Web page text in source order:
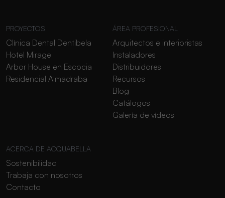
PROYECTOS
Clínica Dental Dentibela
Hotel Mirage
Arbor House en Escocia
Residencial Almadraba
ÁREA PROFESIONAL
Arquitectos e interioristas
Instaladores
Distribuidores
Recursos
Blog
Catálogos
Galería de vídeos
ACERCA DE ACQUABELLA
Sostenibilidad
Trabaja con nosotros
Contacto